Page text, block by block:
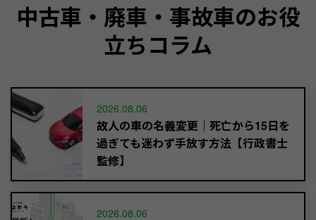
中古車・廃車・事故車のお役
立ちコラム
2026.08.06
故人の車の名義変更｜死亡から15日を
過ぎても迷わず手放す方法【行政書士
監修】
2026.08.06